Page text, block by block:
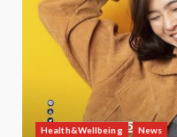
Health&Wellbeing News